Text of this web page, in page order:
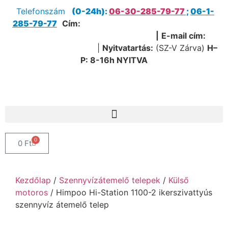
Telefonszám (0-24h): 06-30-285-79-77 ;06-1-
285-79-77 Cím:
E-mail cím:
Nyitvatartás: (SZ-V Zárva) H–
P: 8-16h NYITVA
0 Ft 0
Kezdőlap / Szennyvízátemelő telepek / Külső
motoros / Himpoo Hi-Station 1100-2 ikerszivattyús
szennyvíz átemelő telep